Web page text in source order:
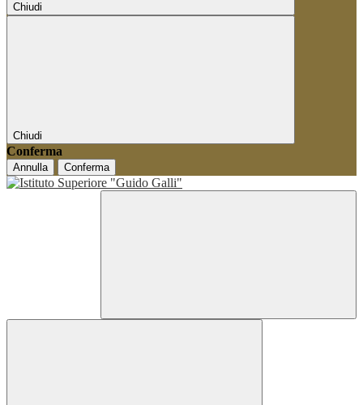
Chiudi
Chiudi
Conferma
Annulla Conferma